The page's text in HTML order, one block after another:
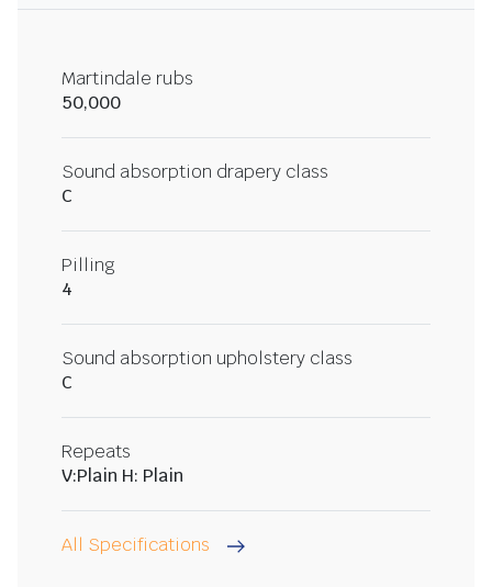
Martindale rubs
50,000
Sound absorption drapery class
C
Pilling
4
Sound absorption upholstery class
C
Repeats
V:Plain H: Plain
All Specifications